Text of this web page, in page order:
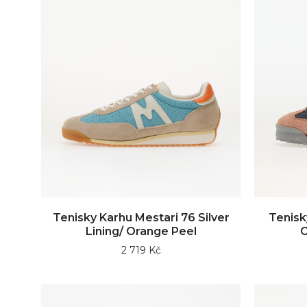
Tenisky Karhu Mestari 76 Silver
Lining/ Orange Peel
2 719 Kč